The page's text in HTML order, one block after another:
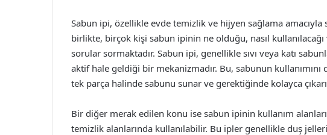
Sabun ipi, özellikle evde temizlik ve hijyen sağlama amacıyla
birlikte, birçok kişi sabun ipinin ne olduğu, nasıl
sorular sormaktadır. Sabun ipi, genellikle sıvı veya katı
aktif hale geldiği bir mekanizmadır. Bu, sabunun
tek parça halinde sabunu sunar ve gerektiğinde kolayca
Bir diğer merak edilen konu ise sabun ipinin kullanım
temizlik alanlarında kullanılabilir. Bu ipler genellikle duş